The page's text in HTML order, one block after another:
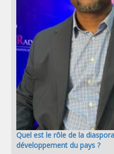
Quel est le rôle de la
développement du pays ?